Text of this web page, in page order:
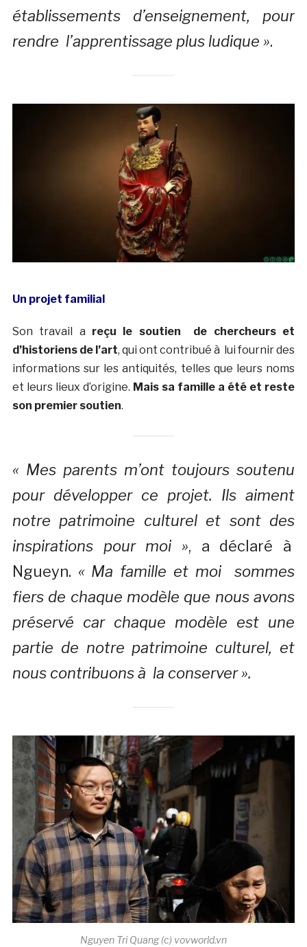
établissements d’enseignement, pour
rendre l’apprentissage plus ludique ».
Un projet familial
Son travail a reçu le soutien de chercheurs et
d’historiens de l’art, qui ont contribué à lui fournir des
informations sur les antiquités, telles que leurs noms
et leurs lieux d’origine. Mais sa famille a été et reste
son premier soutien.
« Mes parents m’ont toujours soutenu
pour développer ce projet. Ils aiment
notre patrimoine culturel et sont des
inspirations pour moi », a déclaré à
Ngueyn. « Ma famille et moisommes
fiers de chaque modèle que nous avons
préservé car chaque modèle est une
partie de notre patrimoine culturel, et
nous contribuons à la conserver ».
Nguyen Tri Quang (c) vovworld.vn